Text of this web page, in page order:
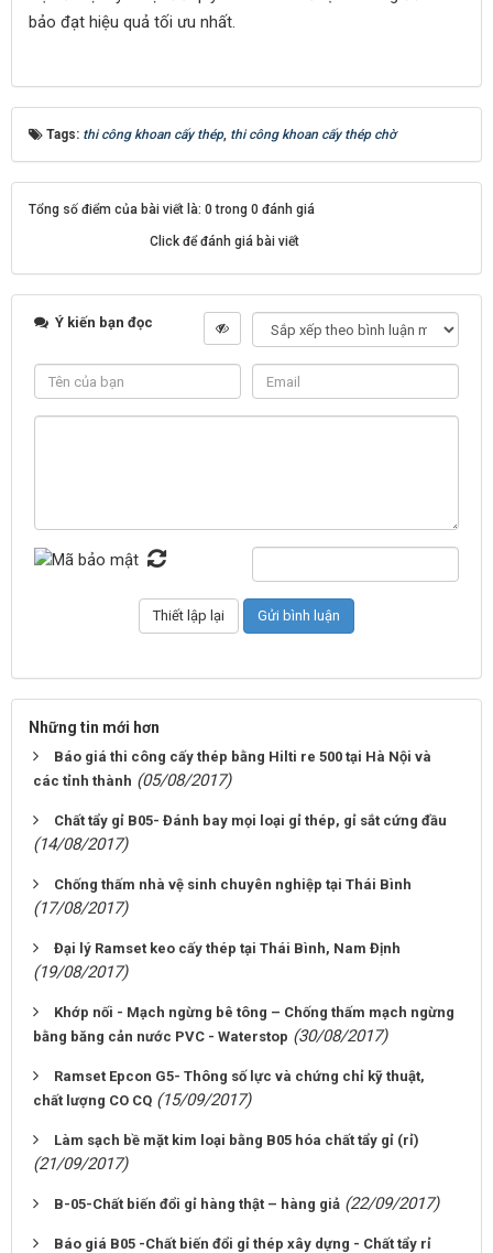
bảo đạt hiệu quả tối ưu nhất.
Tags: thi công khoan cấy thép, thi công khoan cấy thép chờ
Tổng số điểm của bài viết là: 0 trong 0 đánh giá
Click để đánh giá bài viết
Ý kiến bạn đọc
Những tin mới hơn
Báo giá thi công cấy thép bằng Hilti re 500 tại Hà Nội và
các tỉnh thành (05/08/2017)
Chất tẩy gỉ B05- Đánh bay mọi loại gỉ thép, gỉ sắt cứng đầu
(14/08/2017)
Chống thấm nhà vệ sinh chuyên nghiệp tại Thái Bình
(17/08/2017)
Đại lý Ramset keo cấy thép tại Thái Bình, Nam Định
(19/08/2017)
Khớp nối - Mạch ngừng bê tông – Chống thấm mạch ngừng
bằng băng cản nước PVC - Waterstop (30/08/2017)
Ramset Epcon G5- Thông số lực và chứng chỉ kỹ thuật,
chất lượng CO CQ (15/09/2017)
Làm sạch bề mặt kim loại bằng B05 hóa chất tẩy gỉ (rỉ)
(21/09/2017)
B-05-Chất biến đổi gỉ hàng thật – hàng giả (22/09/2017)
Báo giá B05 -Chất biến đổi gỉ thép xây dựng - Chất tẩy rỉ